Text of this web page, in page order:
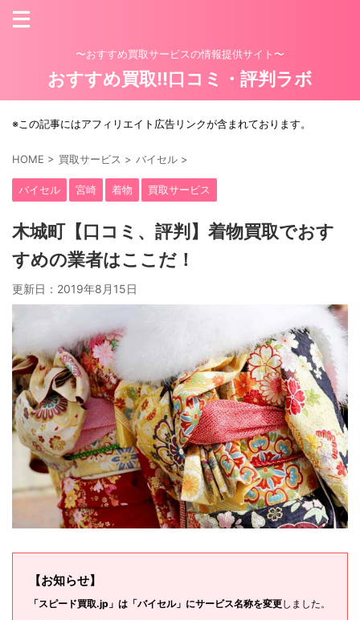
〜おすすめ買取サービスの情報提供サイト〜
おすすめ買取!!口コミ・評判ラボ
※この記事にはアフィリエイト広告リンクが含まれております。
HOME > 買取サービス > バイセル >
バイセル 宮崎 着物 買取サービス
木城町【口コミ、評判】着物買取でおす
すめの業者はここだ！
更新日： 2019年8月15日
【お知らせ】
「スピード買取.jp」は「バイセル」にサービス名称を変更しました。